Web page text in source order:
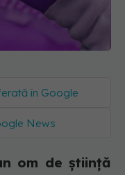
în Google
News
om de știință